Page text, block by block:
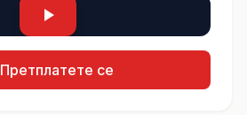
Претплатете се